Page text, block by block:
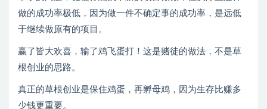
做的成功率极低，因为做一件不确定事的成功率，是远低
于继续做原有的项目。
赢了皆大欢喜，输了鸡飞蛋打！这是赌徒的做法，不是草
根创业的思路。
真正的草根创业是保住鸡蛋，再孵母鸡，因为生存比赚多
少钱更重要。